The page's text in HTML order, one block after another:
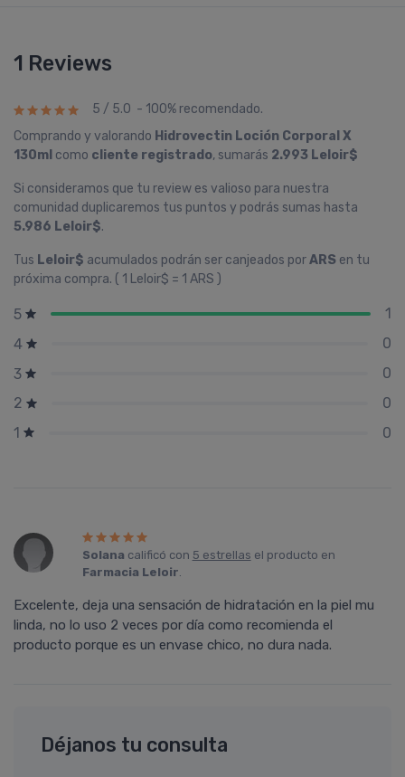
1 Reviews
5 / 5.0 - 100% recomendado.
Comprando y valorando Hidrovectin Loción Corporal X
130ml como cliente registrado, sumarás 2.993 Leloir$
Si consideramos que tu review es valioso para nuestra
comunidad duplicaremos tus puntos y podrás sumas hasta
5.986 Leloir$.
Tus Leloir$ acumulados podrán ser canjeados porARS en tu
próxima compra. ( 1 Leloir$ = 1 ARS )
5
1
4
0
3
0
2
0
1
0
Solana calificó con 5 estrellas el producto en
Farmacia Leloir.
Excelente, deja una sensación de hidratación en la piel mu
linda, no lo uso 2 veces por día como recomienda el
producto porque es un envase chico, no dura nada.
Déjanos tu consulta